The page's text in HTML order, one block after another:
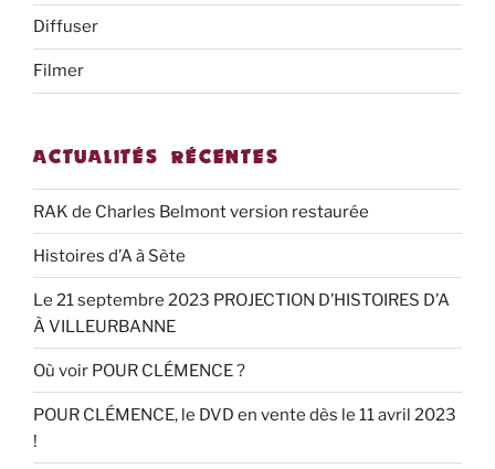
Diffuser
Filmer
ACTUALITÉS RÉCENTES
RAK de Charles Belmont version restaurée
Histoires d’A à Sète
Le 21 septembre 2023 PROJECTION D’HISTOIRES D’A
À VILLEURBANNE
Où voir POUR CLÉMENCE ?
POUR CLÉMENCE, le DVD en vente dès le 11 avril 2023
!